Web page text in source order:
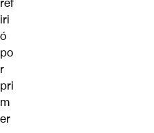
iri
ó
po
r
pri
m
er